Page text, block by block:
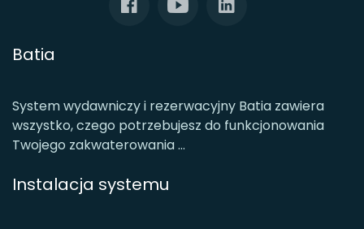
Batia
System wydawniczy i rezerwacyjny Batia zawiera
wszystko, czego potrzebujesz do funkcjonowania
Twojego zakwaterowania ...
Instalacja systemu